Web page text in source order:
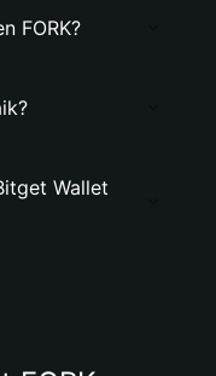
FORK?
Wallet